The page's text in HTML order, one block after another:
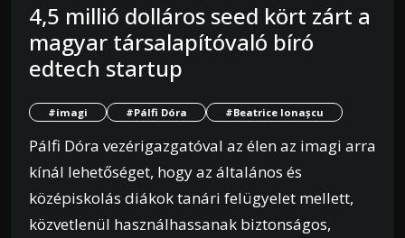
4,5 millió dolláros seed kört zárt a
magyar társalapítóvaló bíró
edtech startup
#imagi #Pálfi Dóra #Beatrice Ionașcu
Pálfi Dóra vezérigazgatóval az élen az imagi arra
kínál lehetőséget, hogy az általános és
középiskolás diákok tanári felügyelet mellett,
közvetlenül használhassanak biztonságos,